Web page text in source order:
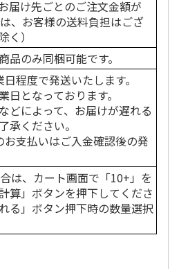
銀のスプーン パウ
こ用 まぐろ・かつ
おに
…
120円
(送料別・税込)
無添加良品 カムカ
ぐるぐるボーン型 S
…
470円
(送料別・税込)
届け先ごとのご注文金額が
、お客様の送料負担はござ
く）
品のみ同梱可能です。
程度で発送いたします。
となっております。
どによって、お届けが遅れる
承ください。
支払いはご入金確認後の発
は、カート画面で「10+」を
算」ボタンを押下してくださ
る」ボタン押下時の数量選択